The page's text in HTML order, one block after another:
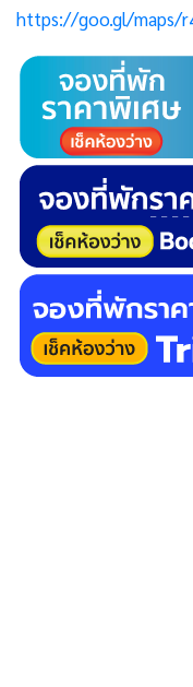
https://goo.gl/maps/